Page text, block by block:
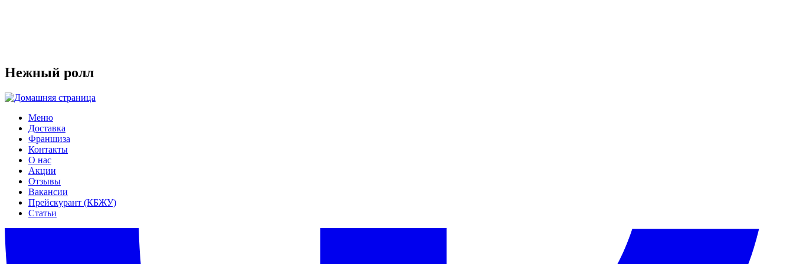
Нежный ролл
Меню
Доставка
Франшиза
Контакты
О нас
Акции
Отзывы
Вакансии
Прейскурант (КБЖУ)
Статьи